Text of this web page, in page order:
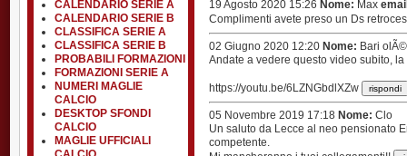
CALENDARIO SERIE A
CALENDARIO SERIE B
CLASSIFICA SERIE A
CLASSIFICA SERIE B
PROBABILI FORMAZIONI
FORMAZIONI SERIE A
NUMERI MAGLIE
CALCIO
DESKTOP SFONDI
CALCIO
MAGLIE UFFICIALI
19 Agosto 2020 15:26 Nome: Max
Complimenti avete preso un Ds
02 Giugno 2020 12:20 Nome: Bari olÃ©
Andate a vedere questo video subito,
https://youtu.be/6LZNGbdlXZw
05 Novembre 2019 17:18 Nome: Clo
Un saluto da Lecce al neo pensionato
competente.